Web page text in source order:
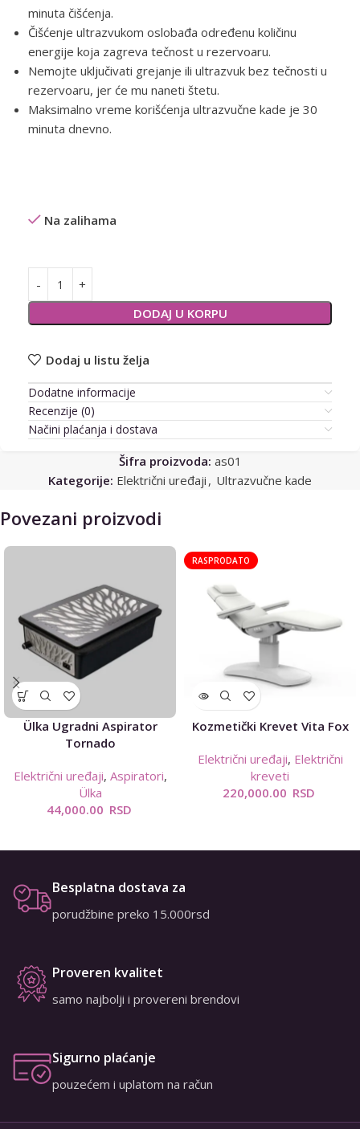
minuta čišćenja.
Čišćenje ultrazvukom oslobađa određenu količinu
energije koja zagreva tečnost u rezervoaru.
Nemojte uključivati grejanje ili ultrazvuk bez tečnosti u
rezervoaru, jer će mu naneti štetu.
Maksimalno vreme korišćenja ultrazvučne kade je 30
minuta dnevno.
Na zalihama
DODAJ U KORPU
Alternative:
Dodaj u listu želja
Dodatne informacije
Recenzije (0)
Načini plaćanja i dostava
Šifra proizvoda: as01
Kategorije: Električni uređaji , Ultrazvučne kade
Povezani proizvodi
Ülka Ugradni Aspirator
Tornado
Električni uređaji, Aspiratori,
Ülka
44,000.00 RSD
RASPRODATO
Kozmetički Krevet Vita Fox
Električni uređaji, Električni
kreveti
220,000.00 RSD
Besplatna dostava za
porudžbine preko 15.000rsd
Proveren kvalitet
samo najbolji i provereni brendovi
Sigurno plaćanje
pouzećem i uplatom na račun